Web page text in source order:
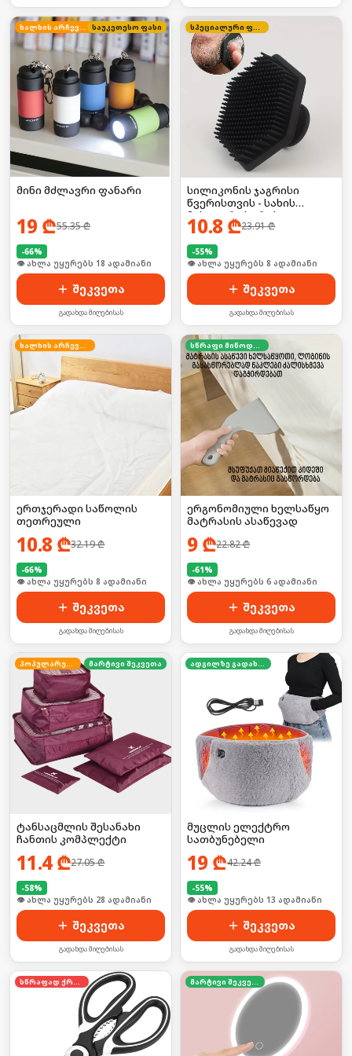
საუკეთესო ფასი
მინი მძლავრი ფანარი
19 ₾55.35₾
-66%
🛒 ბოლო 24სთ-ში იყიდა 25-მა
შეკვეთა
გადახდა მიღებისას
სილიკონის ჯაგრისი
წვერისთვის - სახის
მასაჟორი სკრაბი
10.8 ₾23.91₾
-55%
🛒 ბოლო 24სთ-ში იყიდა 16-მა
შეკვეთა
გადახდა მიღებისას
ერთჯერადი საწოლის
თეთრეული
10.8 ₾32.19₾
-66%
🛒 ბოლო 24სთ-ში იყიდა 15-მა
შეკვეთა
გადახდა მიღებისას
ერგონომიული ხელსაწყო
მატრასის ასაწევად
9 ₾22.82₾
-61%
🛒 ბოლო 24სთ-ში იყიდა 13-მა
შეკვეთა
გადახდა მიღებისას
მარტივი შეკვეთა
ტანსაცმლის შესანახი
ჩანთის კომპლექტი
11.4₾27.05₾
-58%
🛒 ბოლო 24სთ-ში იყიდა 37-მა
შეკვეთა
გადახდა მიღებისას
მუცლის ელექტრო
სათბუნებელი
19 ₾42.24₾
-55%
🛒 ბოლო 24სთ-ში იყიდა 17-მა
შეკვეთა
გადახდა მიღებისას